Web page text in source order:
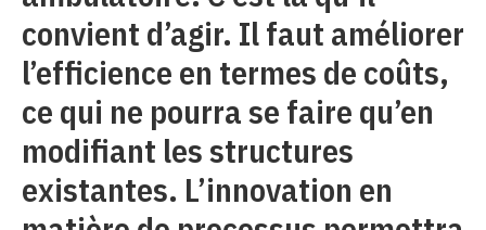
convient d’agir. Il faut améliorer
l’efficience en termes de coûts,
ce qui ne pourra se faire qu’en
modifiant les structures
existantes. L’innovation en